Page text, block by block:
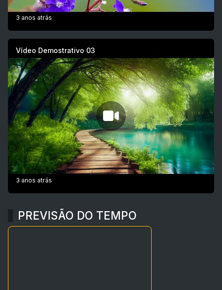
3 anos atrás
Vídeo Demostrativo 03
3 anos atrás
PREVISÃO DO TEMPO